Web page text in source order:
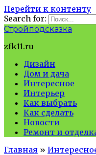
Перейти к контенту
Search for:
Стройподсказка
zfk11.ru
Дизайн
Дом и дача
Интересное
Интерьер
Как выбрать
Как сделать
Новости
Ремонт и
Главная »